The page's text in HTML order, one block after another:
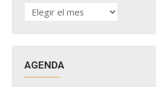
HISTÓRICO
DE
AGENDA